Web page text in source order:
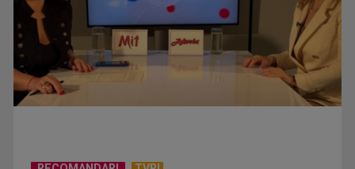
Inteligența artificială ar putea fi folosită în atacuri
bioteroriste